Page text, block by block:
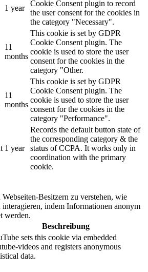
1 year
Cookie Consent plugin to record
the user consent for the cookies in
the category "Necessary".
11
months
This cookie is set by GDPR
Cookie Consent plugin. The
cookie is used to store the user
consent for the cookies in the
category "Other.
11
months
This cookie is set by GDPR
Cookie Consent plugin. The
cookie is used to store the user
consent for the cookies in the
category "Performance".
1 year
Records the default button state of
the corresponding category & the
status of CCPA. It works only in
coordination with the primary
cookie.
Besitzern zu verstehen, wie
interagieren, indem Informationen anonym
werden.
Beschreibung
sets this cookie via embedded
videos and registers anonymous
data.